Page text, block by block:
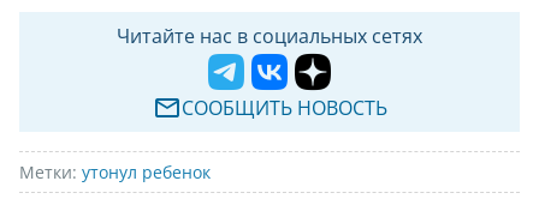
Читайте нас в социальных сетях
СООБЩИТЬ НОВОСТЬ
Метки: утонул ребенок